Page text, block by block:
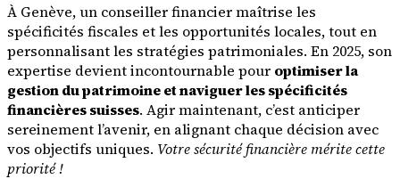
À Genève, un conseiller financier maîtrise les
spécificités fiscales et les opportunités locales, tout en
personnalisant les stratégies patrimoniales. En 2025, son
expertise devient incontournable pour optimiser la
gestion du patrimoine et naviguer les spécificités
financières suisses. Agir maintenant, c’est anticiper
sereinement l’avenir, en alignant chaque décision avec
vos objectifs uniques. Votre sécurité financière mérite cette
priorité !